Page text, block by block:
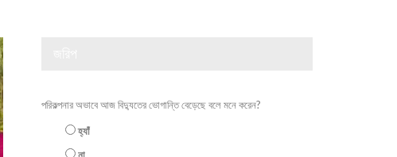
পরিকল্পনার অভাবে আজ বিদ্যুতের ভোগান্তি বেড়েছে বলে মনে করেন?
হ্যাঁ
না